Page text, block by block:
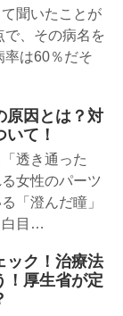
聞いたことが
、その病名を
率は60％だそ
原因とは？対
て！
透き通った
女性のパーツ
「澄んだ瞳」
白目…
ック！治療法
！厚生省が定